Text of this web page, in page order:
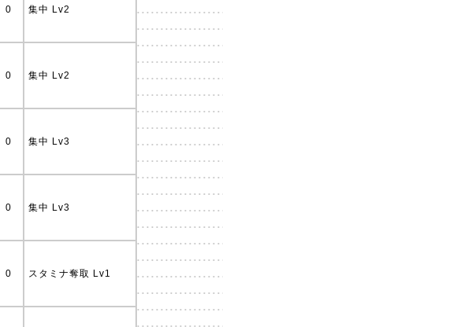
0 集中 Lv2
0 集中 Lv2
0 集中 Lv3
0 集中 Lv3
0 スタミナ奪取 Lv1